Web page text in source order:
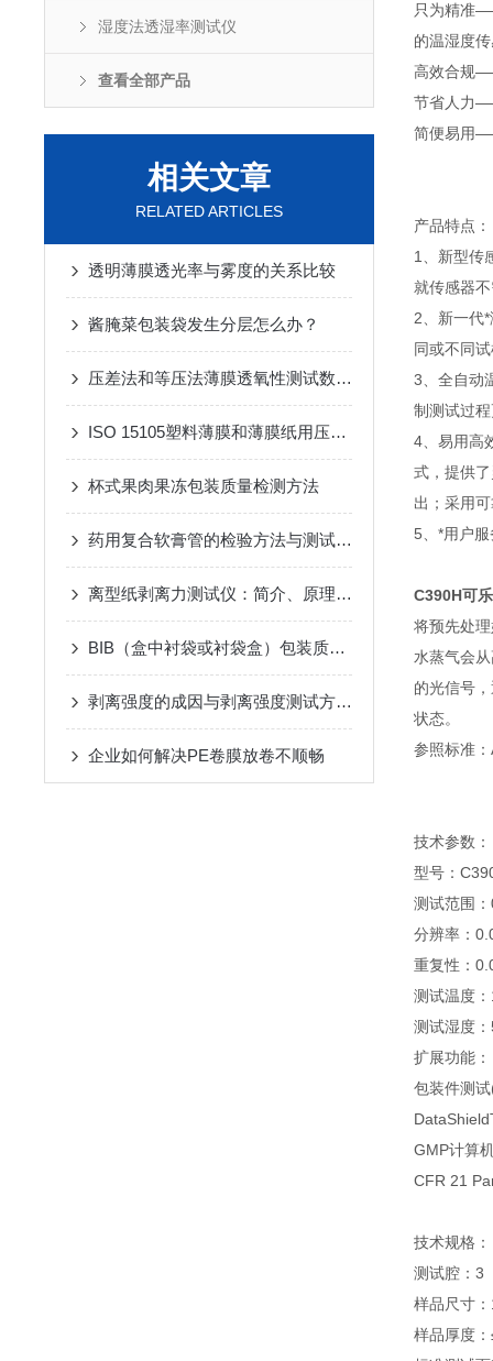
湿度法透湿率测试仪
查看全部产品
相关文章
RELATED ARTICLES
透明薄膜透光率与雾度的关系比较
酱腌菜包装袋发生分层怎么办？
压差法和等压法薄膜透氧性测试数据比较
ISO 15105塑料薄膜和薄膜纸用压差法测定气体穿透率
杯式果肉果冻包装质量检测方法
药用复合软膏管的检验方法与测试仪器介绍
离型纸剥离力测试仪：简介、原理与应用
BIB（盒中衬袋或衬袋盒）包装质量安全控制与检测技术
剥离强度的成因与剥离强度测试方法介绍
企业如何解决PE卷膜放卷不顺畅
只为精准
的温湿度
高效合规
节省人力
简便易用
产品特点：
1、新型传
就传感器
2、新一代
同或不同
3、全自动
制测试过
4、易用高
式，提供
出；采用
5、*用户
C390H可
将预先处
水蒸气会
的光信号
状态。
参照标准：
技术参数：
型号：
测试范围
分辨率：
重复性：
测试温度
测试湿度
扩展功能：
包装件测
GMP计算
CFR 21
技术规格：
测试腔：3
样品尺寸
样品厚度